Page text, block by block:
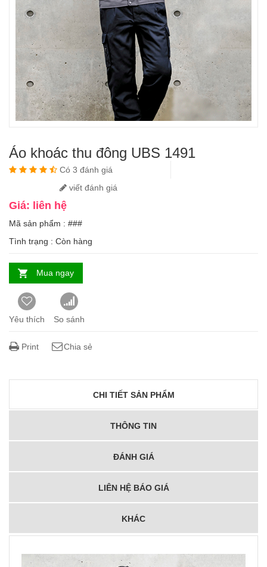
Áo khoác thu đông UBS 1491
Có 3 đánh giá
viết đánh giá
Giá: liên hệ
Mã sản phẩm : ###
Tình trạng : Còn hàng
Mua ngay
Yêu thích So sánh
Print Chia sẻ
CHI TIẾT SẢN PHẨM
THÔNG TIN
ĐÁNH GIÁ
LIÊN HỆ BÁO GIÁ
KHÁC